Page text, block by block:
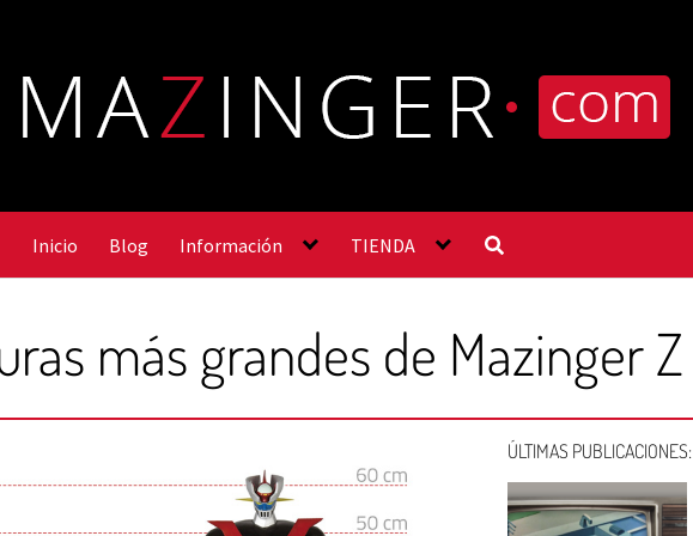
Inicio Blog Información TIENDA
más grandes de Mazinger Z
ÚLTIMAS PUBLICACIONES: